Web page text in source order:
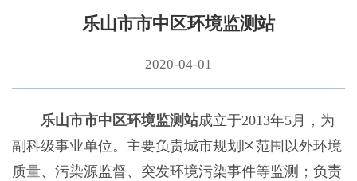
乐山市市中区环境监测站
2020-04-01
乐山市市中区环境监测站成立于2013年5月，为
副科级事业单位。主要负责城市规划区范围以外环境
质量、污染源监督、突发环境污染事件等监测；负责